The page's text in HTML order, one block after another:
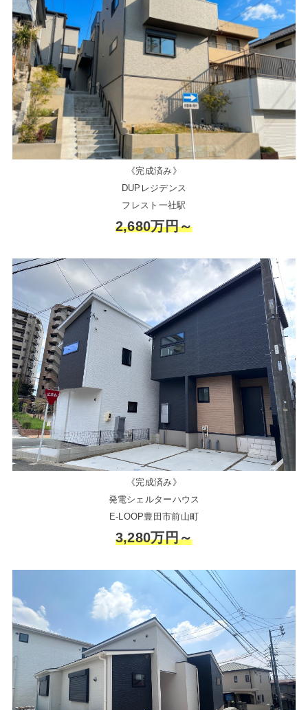
《完成済み》
DUPレジデンス
フレスト一社駅
2,680万円～
《完成済み》
発電シェルターハウス
E-LOOP豊田市前山町
3,280万円～